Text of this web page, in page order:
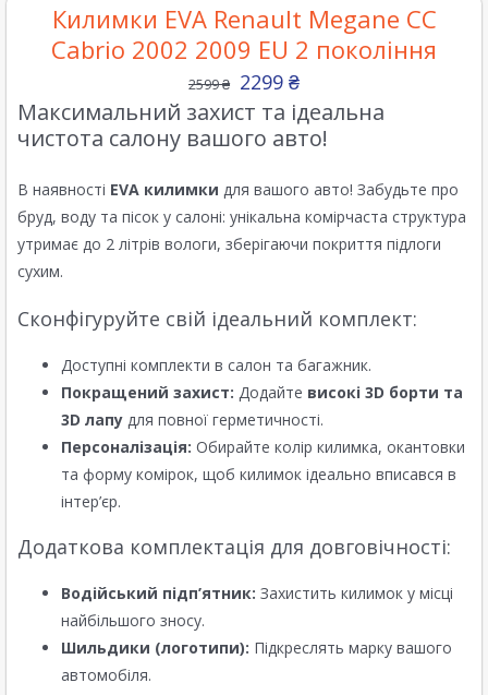
Килимки EVA Renault Megane CC
Cabrio 2002 2009 EU 2 покоління
2599₴ 2299 ₴
Максимальний захист та ідеальна
чистота салону вашого авто!
В наявності EVA килимки для вашого авто! Забудьте про
бруд, воду та пісок у салоні: унікальна комірчаста структура
утримає до 2 літрів вологи, зберігаючи покриття підлоги
сухим.
Сконфігуруйте свій ідеальний комплект:
Доступні комплекти в салон та багажник.
Покращений захист: Додайте високі 3D борти та
3D лапу для повної герметичності.
Персоналізація: Обирайте колір килимка, окантовки
та форму комірок, щоб килимок ідеально вписався в
інтер’єр.
Додаткова комплектація для довговічності:
Водійський підп’ятник: Захистить килимок у місці
найбільшого зносу.
Шильдики (логотипи): Підкреслять марку вашого
автомобіля.